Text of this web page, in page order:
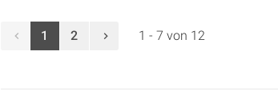
1 2 1 - 7 von 12